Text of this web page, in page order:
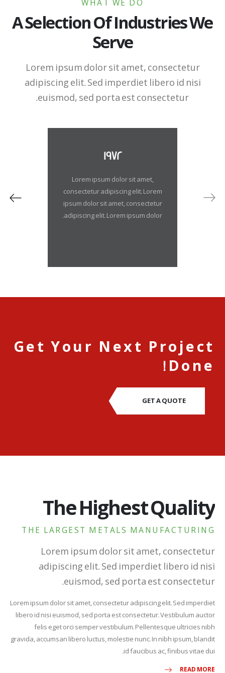
WHAT WE DO
A Selection Of Industries We
Serve
Lorem ipsum dolor sit amet, consectetur
adipiscing elit. Sed imperdiet libero id nisi
euismod, sed porta est consectetur.
1972
Lorem ipsum dolor sit amet,
consectetur adipiscing elit. Lorem
ipsum dolor sit amet, consectetur
adipiscing elit. Lorem ipsum dolor.
Get Your Next Project
Done!
GET A QUOTE
The Highest Quality
THE LARGEST METALS MANUFACTURING
Lorem ipsum dolor sit amet, consectetur
adipiscing elit. Sed imperdiet libero id nisi
euismod, sed porta est consectetur.
Lorem ipsum dolor sit amet, consectetur adipiscing elit. Sed imperdiet
libero id nisi euismod, sed porta est consectetur. Vestibulum auctor
felis eget orci semper vestibulum. Pellentesque ultricies nibh
gravida, accumsan libero luctus, molestie nunc. In nibh ipsum, blandit
id faucibus ac, finibus vitae dui.
READ MORE